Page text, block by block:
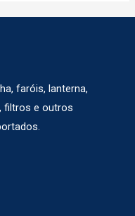
faróis, lanterna,
filtros e outros